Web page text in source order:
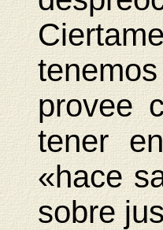
provee
tener
«hace
sobre